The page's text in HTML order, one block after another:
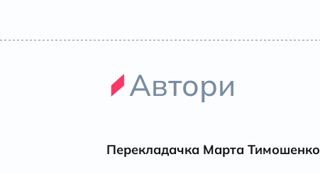
Автори
Перекладачка Марта Тимошенко